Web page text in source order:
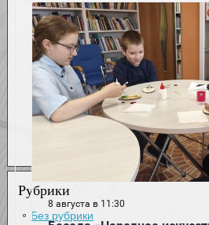
Рубрики
Без рубрики